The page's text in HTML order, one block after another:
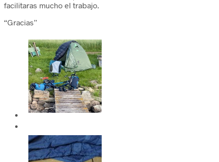
facilitaras mucho el trabajo.
“Gracias”